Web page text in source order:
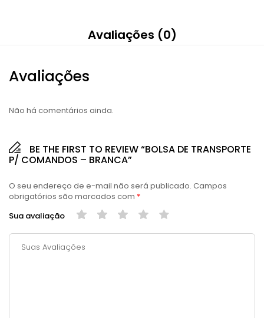
Avaliações (0)
Avaliações
Não há comentários ainda.
BE THE FIRST TO REVIEW “BOLSA DE TRANSPORTE
P/ COMANDOS – BRANCA”
O seu endereço de e-mail não será publicado. Campos
obrigatórios são marcados com *
Sua avaliação